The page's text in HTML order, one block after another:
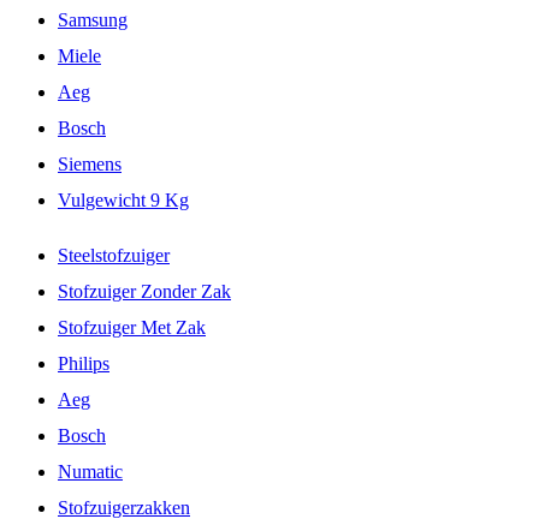
Samsung
Miele
Aeg
Bosch
Siemens
Vulgewicht 9 Kg
Steelstofzuiger
Stofzuiger Zonder Zak
Stofzuiger Met Zak
Philips
Aeg
Bosch
Numatic
Stofzuigerzakken